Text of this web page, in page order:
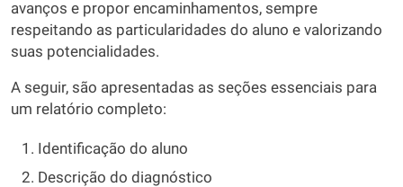
avanços e propor encaminhamentos, sempre
respeitando as particularidades do aluno e valorizando
suas potencialidades.
A seguir, são apresentadas as seções essenciais para
um relatório completo:
Identificação do aluno
Descrição do diagnóstico